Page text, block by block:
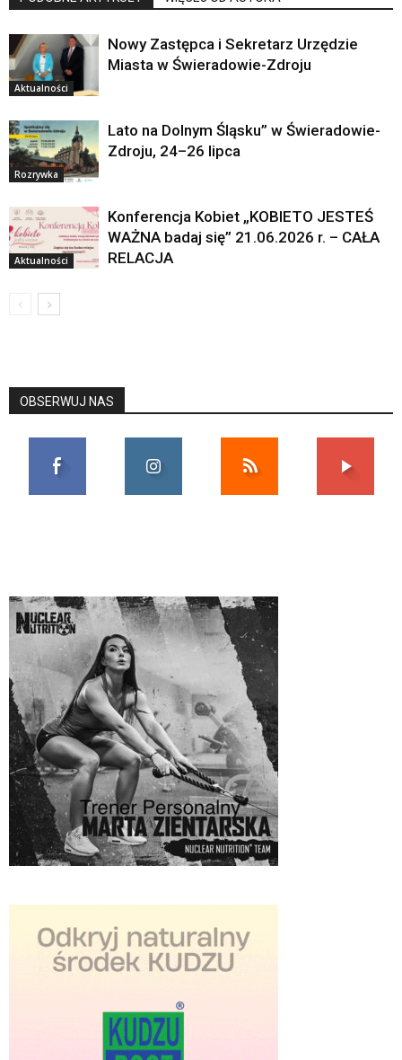
Aktualności
Nowy Zastępca i Sekretarz Urzędzie
Miasta w Świeradowie-Zdroju
Rozrywka
Lato na Dolnym Śląsku” w Świeradowie-
Zdroju, 24–26 lipca
Aktualności
Konferencja Kobiet „KOBIETO JESTEŚ
WAŻNA badaj się” 21.06.2026 r. – CAŁA
RELACJA
OBSERWUJ NAS